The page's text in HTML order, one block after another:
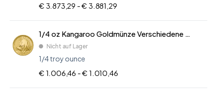
€ 3.873,29 -€ 3.881,29
1/4 oz Kangaroo Goldmünze Verschiedene Jahre
Nicht auf Lager
1/4 troy ounce
€ 1.006,46 -€ 1.010,46